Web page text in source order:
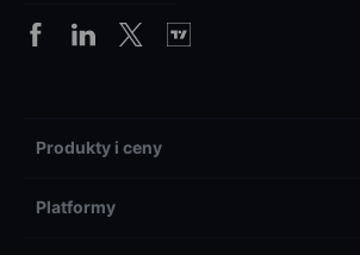
Produkty i ceny
Platformy